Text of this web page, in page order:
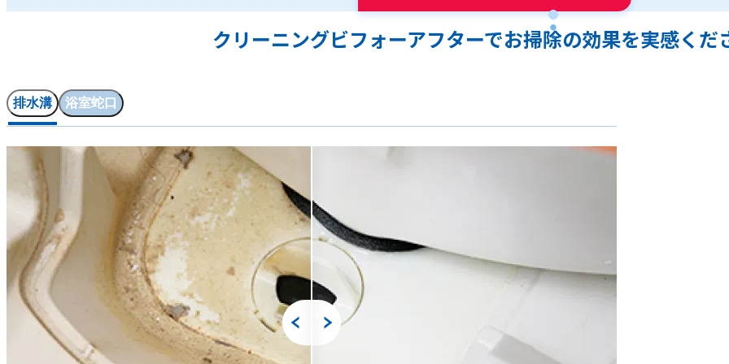
クリーニングビフォーアフターでお掃除の効果を実感くだ
排水溝 浴室蛇口